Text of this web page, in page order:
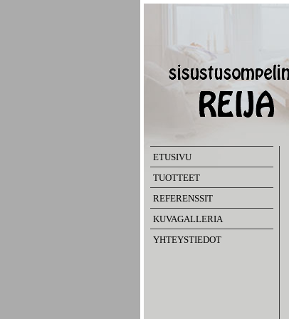
ETUSIVU
TUOTTEET
REFERENSSIT
KUVAGALLERIA
YHTEYSTIEDOT